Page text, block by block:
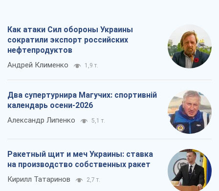
Как атаки Сил обороны Украины
сократили экспорт российских
нефтепродуктов
Андрей Клименко 1,9 т.
Два супертурнира Магучих: спортивній
календарь осени-2026
Александр Липенко 5,1 т.
Ракетный щит и меч Украины: ставка
на производство собственных ракет
Кирилл Татаринов 2,7 т.